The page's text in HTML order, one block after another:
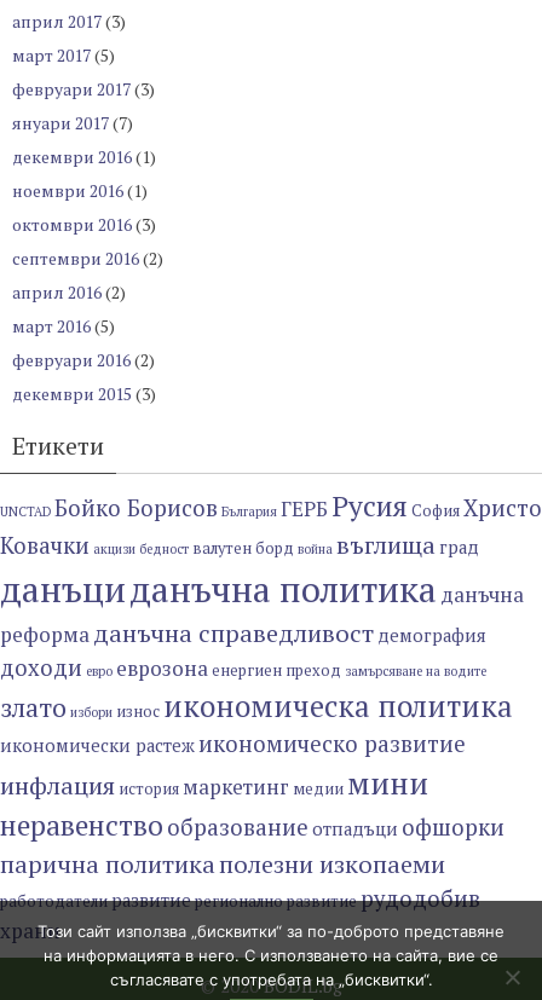
април 2017(3)
март 2017(5)
февруари 2017(3)
януари 2017(7)
декември 2016(1)
ноември 2016(1)
октомври 2016(3)
септември 2016(2)
април 2016(2)
март 2016(5)
февруари 2016(2)
декември 2015 (3)
Етикети
UNCTAD Бойко Борисов България ГЕРБ Русия СофияХристо
Ковачки акцизи бедност валутен борд война въглищаград
данъциданъчна политика данъчна
реформаданъчна справедливост демография
доходи евро еврозонаенергиен преход замърсяване на водите
злато избори износ икономическа политика
икономически растежикономическо развитие
инфлация история маркетинг медии мини
неравенство образование отпадъци офшорки
парична политикаполезни изкопаеми
работодателиразвитиерегионално развитиерудодобив
храни
© 2020BODIL.bg
Този сайт използва „бисквитки“ за по-доброто представяне
на информацията в него. С използването на сайта, вие се
съгласявате с употребата на „бисквитки“.